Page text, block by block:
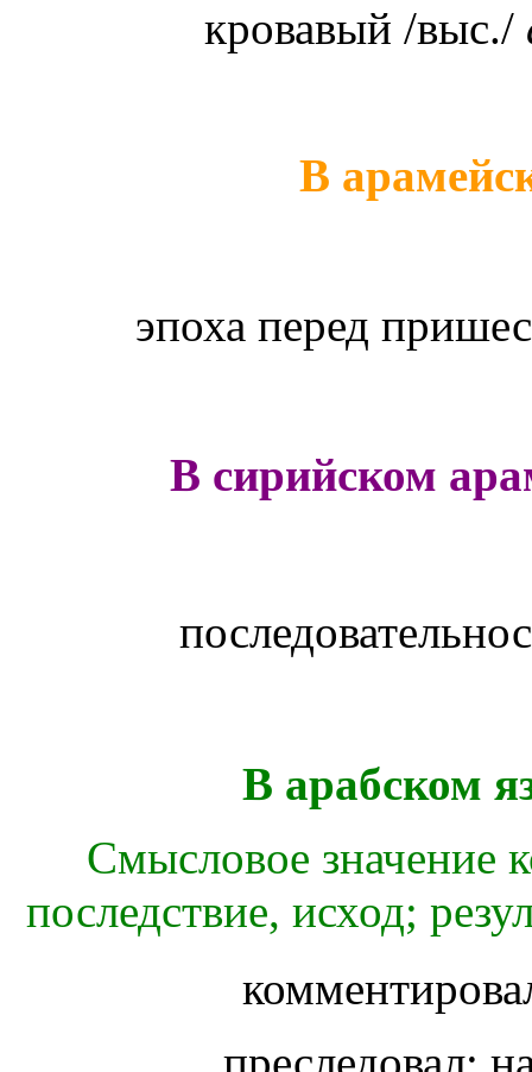
кровавый /выс./
В
эпоха перед
В сирийском
В арабском
Смысловое значение
последствие, исход;
преследовал;